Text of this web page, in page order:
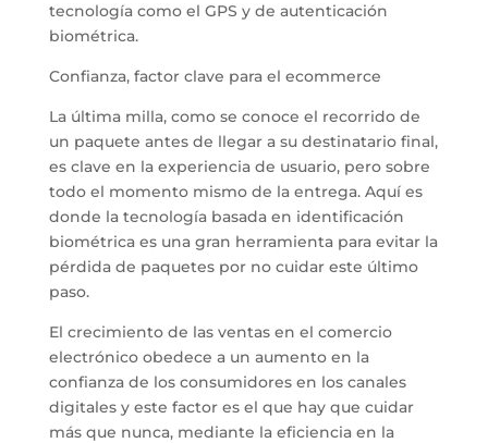
tecnología como el GPS y de autenticación
biométrica.
Confianza, factor clave para el ecommerce
La última milla, como se conoce el recorrido de
un paquete antes de llegar a su destinatario final,
es clave en la experiencia de usuario, pero sobre
todo el momento mismo de la entrega. Aquí es
donde la tecnología basada en identificación
biométrica es una gran herramienta para evitar la
pérdida de paquetes por no cuidar este último
paso.
El crecimiento de las ventas en el comercio
electrónico obedece a un aumento en la
confianza de los consumidores en los canales
digitales y este factor es el que hay que cuidar
más que nunca, mediante la eficiencia en la